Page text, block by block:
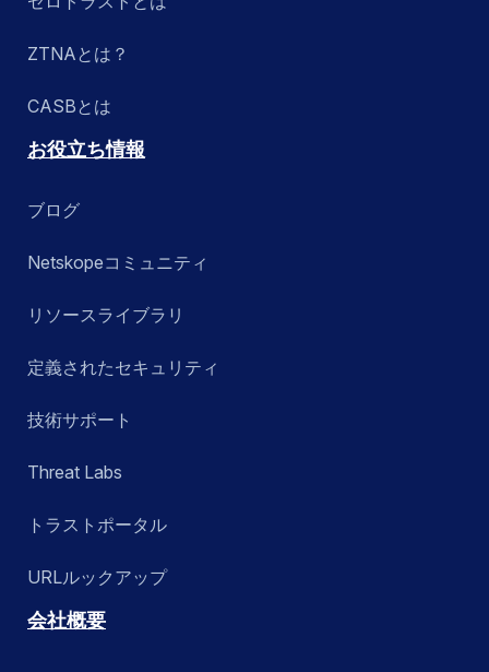
ZTNAとは？
CASBとは
お役立ち情報
ブログ
Netskopeコミュニティ
リソースライブラリ
定義されたセキュリティ
技術サポート
Threat Labs
トラストポータル
URLルックアップ
会社概要